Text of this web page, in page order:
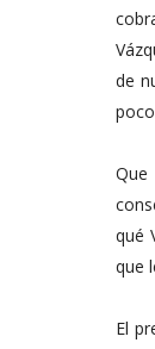
de
qué
que
El